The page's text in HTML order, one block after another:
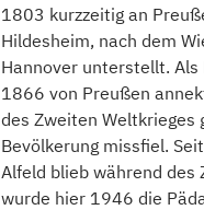
1803 kurzzeitig an
Hildesheim, nach dem
Hannover unterstellt. Als
1866 von Preußen
des Zweiten Weltkrieges
Bevölkerung missfiel.
Alfeld blieb während des
wurde hier 1946 die